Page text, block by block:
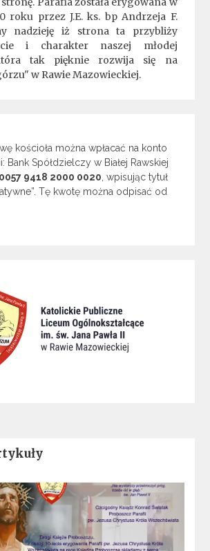
roku przez J.E. ks. bp Andrzeja F.
nadzieję iż strona ta przybliży
i charakter naszej młodej
tak pięknie rozwija się na
w Rawie Mazowieckiej.
kościoła można wpłacać na konto
Bank Spółdzielczy w Białej Rawskiej
9418 2000 0020, wpisując tytuł
Tę kwotę można odpisać od